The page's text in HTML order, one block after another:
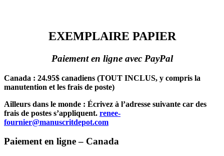
EXEMPLAIRE PAPIER
Paiement en ligne avec PayPal
Canada : 24.95$ canadiens (TOUT INCLUS, y compris la
manutention et les frais de poste)
Ailleurs dans le monde : Écrivez à l’adresse suivante car des
frais de postes s’appliquent. renee-
fournier@manuscritdepot.com
Paiement en ligne – Canada